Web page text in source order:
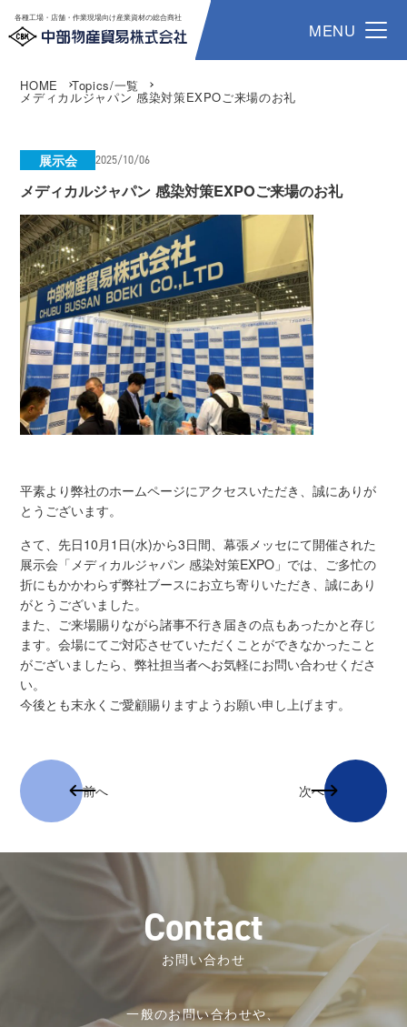
各種工場・店舗・作業現場向け産業資材の総合商社
MENU
HOME Topics/一覧
メディカルジャパン 感染対策EXPOご来場のお礼
展示会 2025/10/06
メディカルジャパン 感染対策EXPOご来場のお礼
平素より弊社のホームページにアクセスいただき、誠にありが
とうございます。
さて、先日10月1日(水)から3日間、幕張メッセにて開催された
展示会「メディカルジャパン 感染対策EXPO」では、ご多忙の
折にもかかわらず弊社ブースにお立ち寄りいただき、誠にあり
がとうございました。
また、ご来場賜りながら諸事不行き届きの点もあったかと存じ
ます。会場にてご対応させていただくことができなかったこと
がございましたら、弊社担当者へお気軽にお問い合わせくださ
い。
今後とも末永くご愛顧賜りますようお願い申し上げます。
前へ 次へ
Contact
お問い合わせ
一般のお問い合わせや、